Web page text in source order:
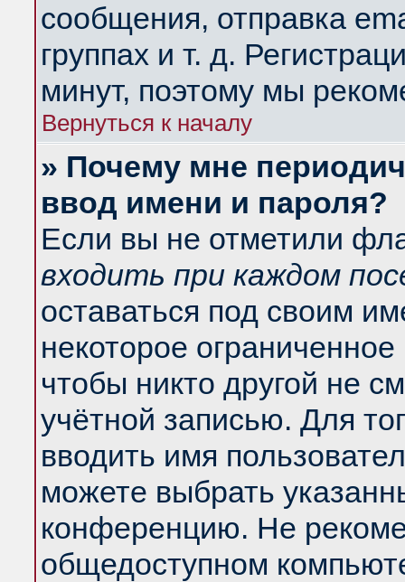
сообщения, отправка
группах и т. д.
минут, поэтому мы
Вернуться к началу
» Почему мне
ввод имени и пароля?
Если вы не отметили
входить при каждом
оставаться под своим
некоторое
чтобы никто другой не
учётной записью. Для
вводить имя
можете выбрать
конференцию. Не
общедоступном